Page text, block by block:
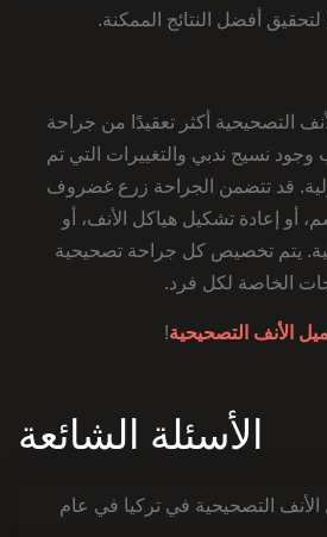
أفضل النتائج الممكنة.
التصحيحية أكثر تعقيدًا من جراحة
وجود نسيج ندبي والتغييرات التي تم
قد تتضمن الجراحة زرع غضروف
أو إعادة تشكيل هياكل الأنف، أو
يتم تخصيص كل جراحة تصحيحية
الخاصة لكل فرد.
الأنف التصحيحية!
الأسئلة الشائعة
التصحيحية في تركيا في عام